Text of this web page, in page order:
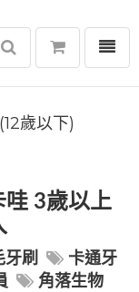
選單
歲以下)
哇 3歲以上
牙刷
卡通牙
角落生物